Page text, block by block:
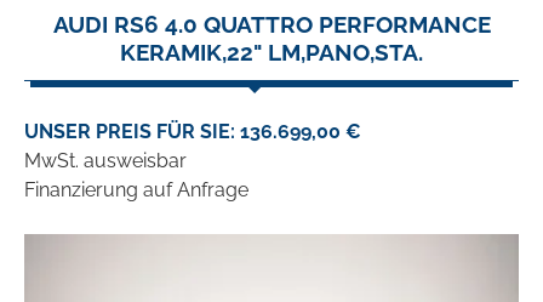
AUDI RS6 4.0 QUATTRO PERFORMANCE
KERAMIK,22" LM,PANO,STA.
UNSER PREIS FÜR SIE: 136.699,00 €
MwSt. ausweisbar
Finanzierung auf Anfrage